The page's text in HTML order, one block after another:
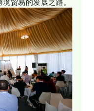
贸易的发展之路。